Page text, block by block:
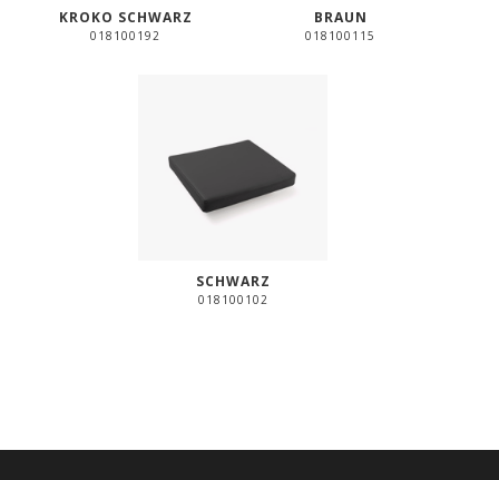
KROKO SCHWARZ
018100192
BRAUN
018100115
SCHWARZ
018100102